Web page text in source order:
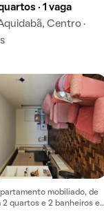
· 1 vaga
Centro ·
mobiliado, de
2 quartos e 2 banheiros em